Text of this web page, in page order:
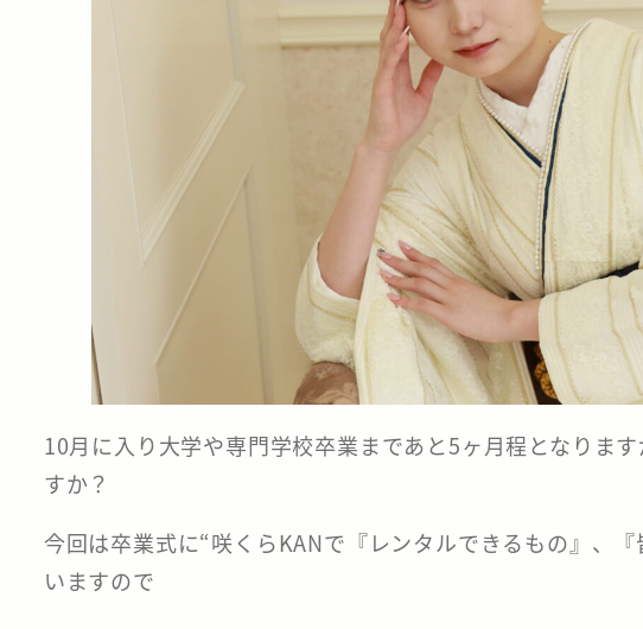
10月に入り大学や専門学校卒業まであと5ヶ月程となりま
すか？
今回は卒業式に“咲くらKANで『レンタルできるもの』、
いますので